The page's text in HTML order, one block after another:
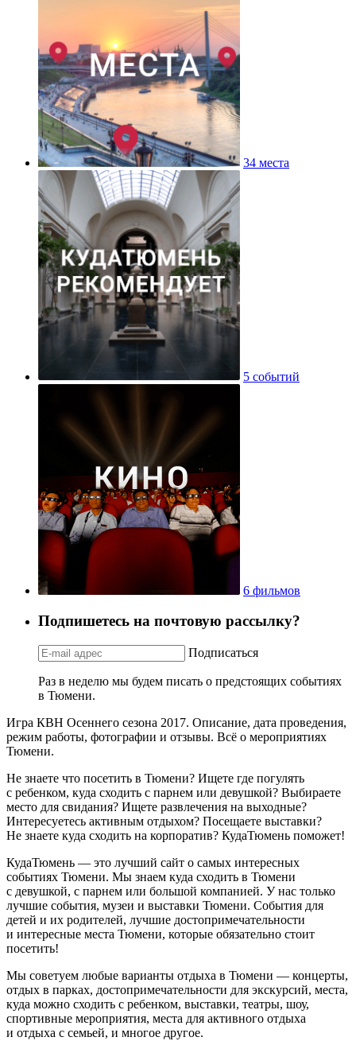
34 места
5 событий
6 фильмов
Подпишетесь на почтовую рассылку?
Подписаться
Раз в неделю мы будем писать о предстоящих событиях
в Тюмени.
Игра КВН Осеннего сезона 2017. Описание, дата проведения,
режим работы, фотографии и отзывы. Всё о мероприятиях
Тюмени.
Не знаете что посетить в Тюмени? Ищете где погулять
с ребенком, куда сходить с парнем или девушкой? Выбираете
место для свидания? Ищете развлечения на выходные?
Интересуетесь активным отдыхом? Посещаете выставки?
Не знаете куда сходить на корпоратив? КудаТюмень поможет!
КудаТюмень — это лучший сайт о самых интересных
событиях Тюмени. Мы знаем куда сходить в Тюмени
с девушкой, с парнем или большой компанией. У нас только
лучшие события, музеи и выставки Тюмени. События для
детей и их родителей, лучшие достопримечательности
и интересные места Тюмени, которые обязательно стоит
посетить!
Мы советуем любые варианты отдыха в Тюмени — концерты,
отдых в парках, достопримечательности для экскурсий, места,
куда можно сходить с ребенком, выставки, театры, шоу,
спортивные мероприятия, места для активного отдыха
и отдыха с семьей, и многое другое.